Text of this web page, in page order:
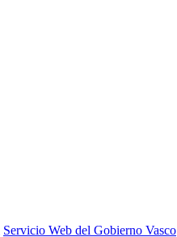
Servicio Web del Gobierno Vasco